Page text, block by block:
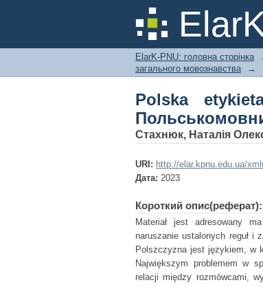
Polska
історія і
ElarK-PNU: головна сторінка
загального мовознавства
→
Polska
Стахнюк, Наталія
URI: http://elar.kpnu.edu.ua/
Дата: 2023
Короткий опис(реферат):
Materiał jest adresowany
naruszanie ustalonych reguł i
Polszczyzna jest językiem, w
Największym problemem w
relacji między rozmówcami,